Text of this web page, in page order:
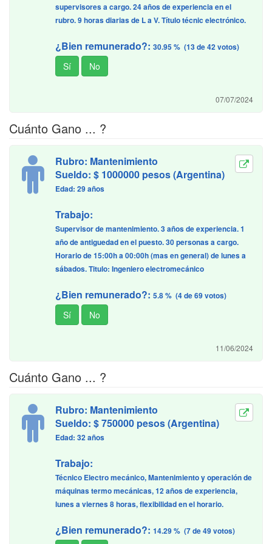
supervisores a cargo. 24 años de experiencia en el
rubro. 9 horas diarias de L a V. Título técnic electrónico.
¿Bien remunerado?: 30.95 % (13 de 42 votos)
07/07/2024
Cuánto Gano ... ?
Rubro: Mantenimiento
Sueldo: $ 1000000 pesos (Argentina)
Edad: 29 años
Trabajo:
Supervisor de mantenimiento. 3 años de experiencia. 1
año de antiguedad en el puesto. 30 personas a cargo.
Horario de 15:00h a 00:00h (mas en general) de lunes a
sábados. Titulo: Ingeniero electromecánico
¿Bien remunerado?: 5.8 % (4 de 69 votos)
11/06/2024
Cuánto Gano ... ?
Rubro: Mantenimiento
Sueldo: $ 750000 pesos (Argentina)
Edad: 32 años
Trabajo:
Técnico Electro mecánico, Mantenimiento y operación de
máquinas termo mecánicas, 12 años de experiencia,
lunes a viernes 8 horas, flexibilidad en el horario.
¿Bien remunerado?: 14.29 % (7 de 49 votos)